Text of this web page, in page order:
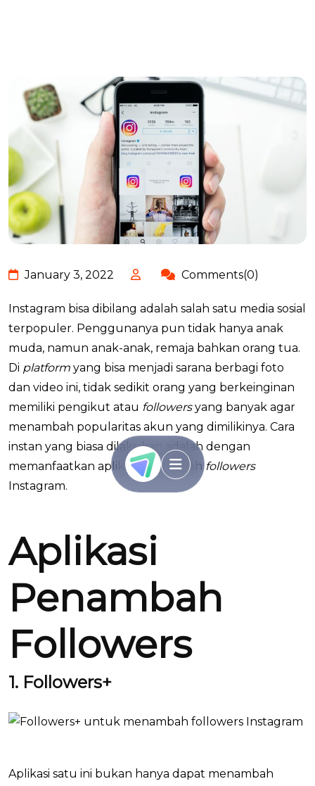
January 3, 2022 Comments(0)
Instagram bisa dibilang adalah salah satu media sosial
terpopuler. Penggunanya pun tidak hanya anak
muda, namun anak-anak, remaja bahkan orang tua.
Di platform yang bisa menjadi sarana berbagi foto
dan video ini, tidak sedikit orang yang berkeinginan
memiliki pengikut atau followersyang banyak agar
menambah popularitas akun yang dimilikinya. Cara
instan yang biasa dilakukan adalah dengan
memanfaatkan aplikasi penambahfollowers
Instagram.
Aplikasi
Penambah
Followers
1. Followers+
Aplikasi satu ini bukan hanya dapat menambah